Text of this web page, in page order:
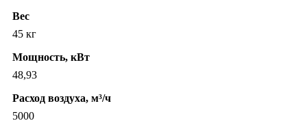
Вес
45 кг
Мощность, кВт
48,93
Расход воздуха, м³/ч
5000